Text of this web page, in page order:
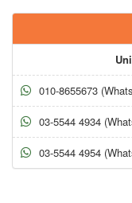
010-8655673
03-5544 4934
03-5544 4954